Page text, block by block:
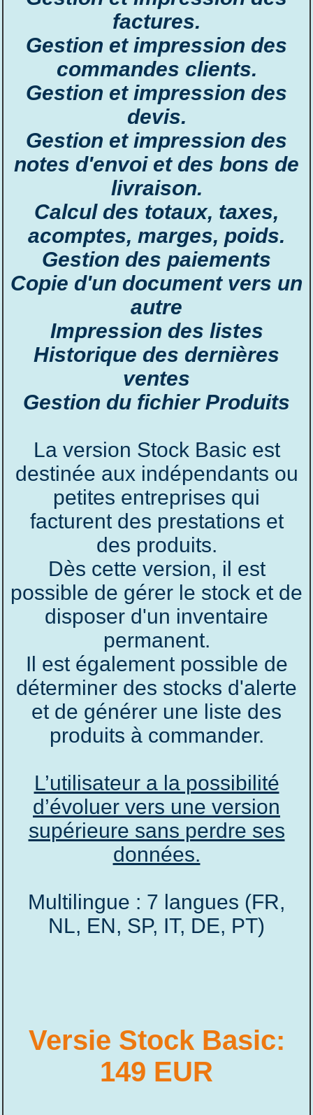
factures.
Gestion et impression des
commandes clients.
Gestion et impression des
devis.
Gestion et impression des
notes d'envoi et des bons de
livraison.
Calcul des totaux, taxes,
acomptes, marges, poids.
Gestion des paiements
Copie d'un document vers un
autre
Impression des listes
Historique des dernières
ventes
Gestion du fichier Produits
La version Stock Basic est
destinée aux indépendants ou
petites entreprises qui
facturent des prestations et
des produits.
Dès cette version, il est
possible de gérer le stock et de
disposer d'un inventaire
permanent.
Il est également possible de
déterminer des stocks d'alerte
et de générer une liste des
produits à commander.
L’utilisateur a la possibilité
d’évoluer vers une version
supérieure sans perdre ses
données.
Multilingue : 7 langues (FR,
NL, EN, SP, IT, DE, PT)
Versie Stock Basic:
149 EUR